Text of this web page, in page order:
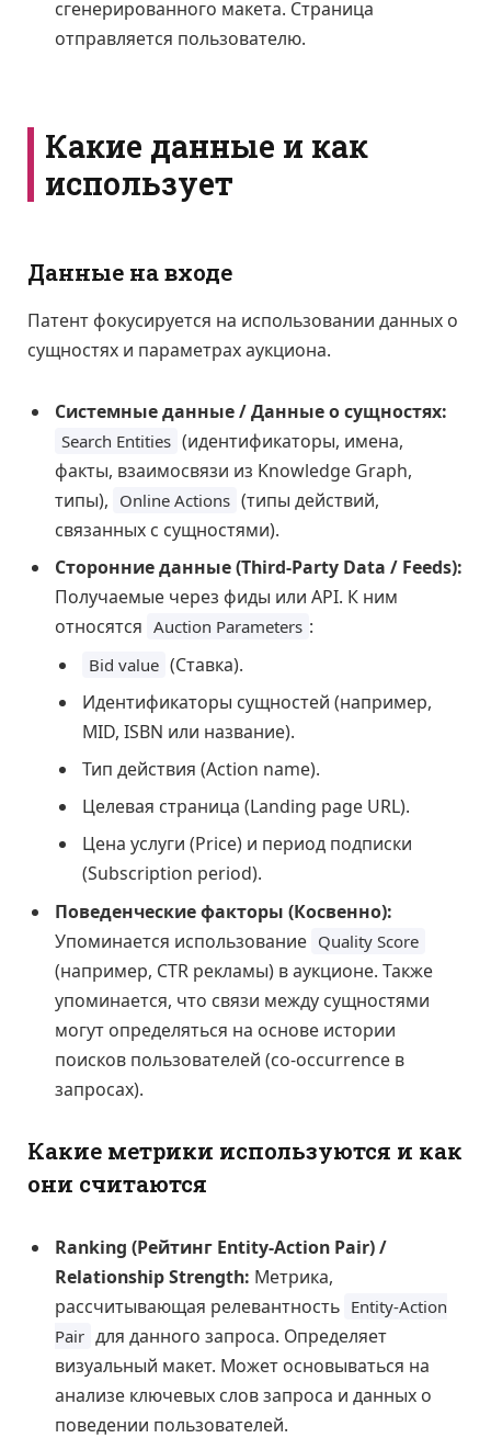
сгенерированного макета. Страница
отправляется пользователю.
Какие данные и как
использует
Данные на входе
Патент фокусируется на использовании данных о
сущностях и параметрах аукциона.
Системные данные / Данные о сущностях:
Search Entities (идентификаторы, имена,
факты, взаимосвязи из Knowledge Graph,
типы), Online Actions (типы действий,
связанных с сущностями).
Сторонние данные (Third-Party Data / Feeds):
Получаемые через фиды или API. К ним
относятся Auction Parameters :
Bid value (Ставка).
Идентификаторы сущностей (например,
MID, ISBN или название).
Тип действия (Action name).
Целевая страница (Landing page URL).
Цена услуги (Price) и период подписки
(Subscription period).
Поведенческие факторы (Косвенно):
Упоминается использование Quality Score
(например, CTR рекламы) в аукционе. Также
упоминается, что связи между сущностями
могут определяться на основе истории
поисков пользователей (co-occurrence в
запросах).
Какие метрики используются и как
они считаются
Ranking (Рейтинг Entity-Action Pair) /
Relationship Strength: Метрика,
рассчитывающая релевантность Entity-Action
Pair для данного запроса. Определяет
визуальный макет. Может основываться на
анализе ключевых слов запроса и данных о
поведении пользователей.